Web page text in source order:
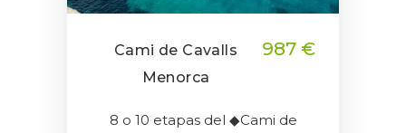
Cami de Cavalls
Menorca
987 €
8 o 10 etapas del ◆Cami de